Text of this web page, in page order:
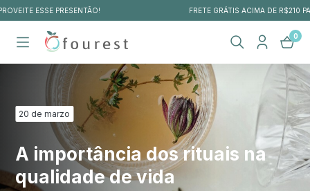
FRETE GRÁTIS ACIMA DE R$210 PARA TODO O BRASIL
0
20 de marzo
A importância dos rituais na
qualidade de vida